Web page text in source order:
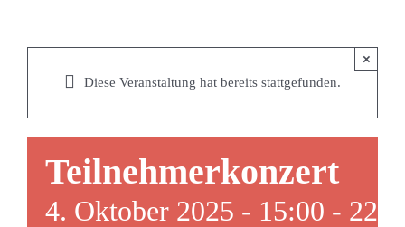
Veranstaltungen
Räumlichkeiten
Tourismusregion
Diese Veranstaltung hat bereits stattgefunden.
×
Teilnehmerkonzert
4. Oktober 2025 - 15:00 -